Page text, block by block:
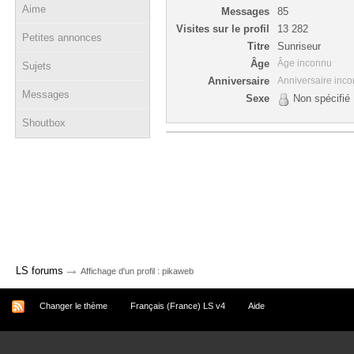
Aime
Petites annonces
Sujets
Messages
Shoutbox
Messages
85
Visites sur le profil
13 282
Titre
Sunriseur
Âge
Âge inconnu
Anniversaire Anniversaire
Sexe Non spécifié
LS forums → Affichage d'un profil : pikaweb
Changer le thème Français (France) LS v4 Aide